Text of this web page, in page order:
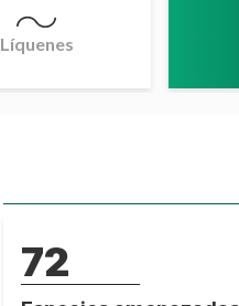
Líquenes
72